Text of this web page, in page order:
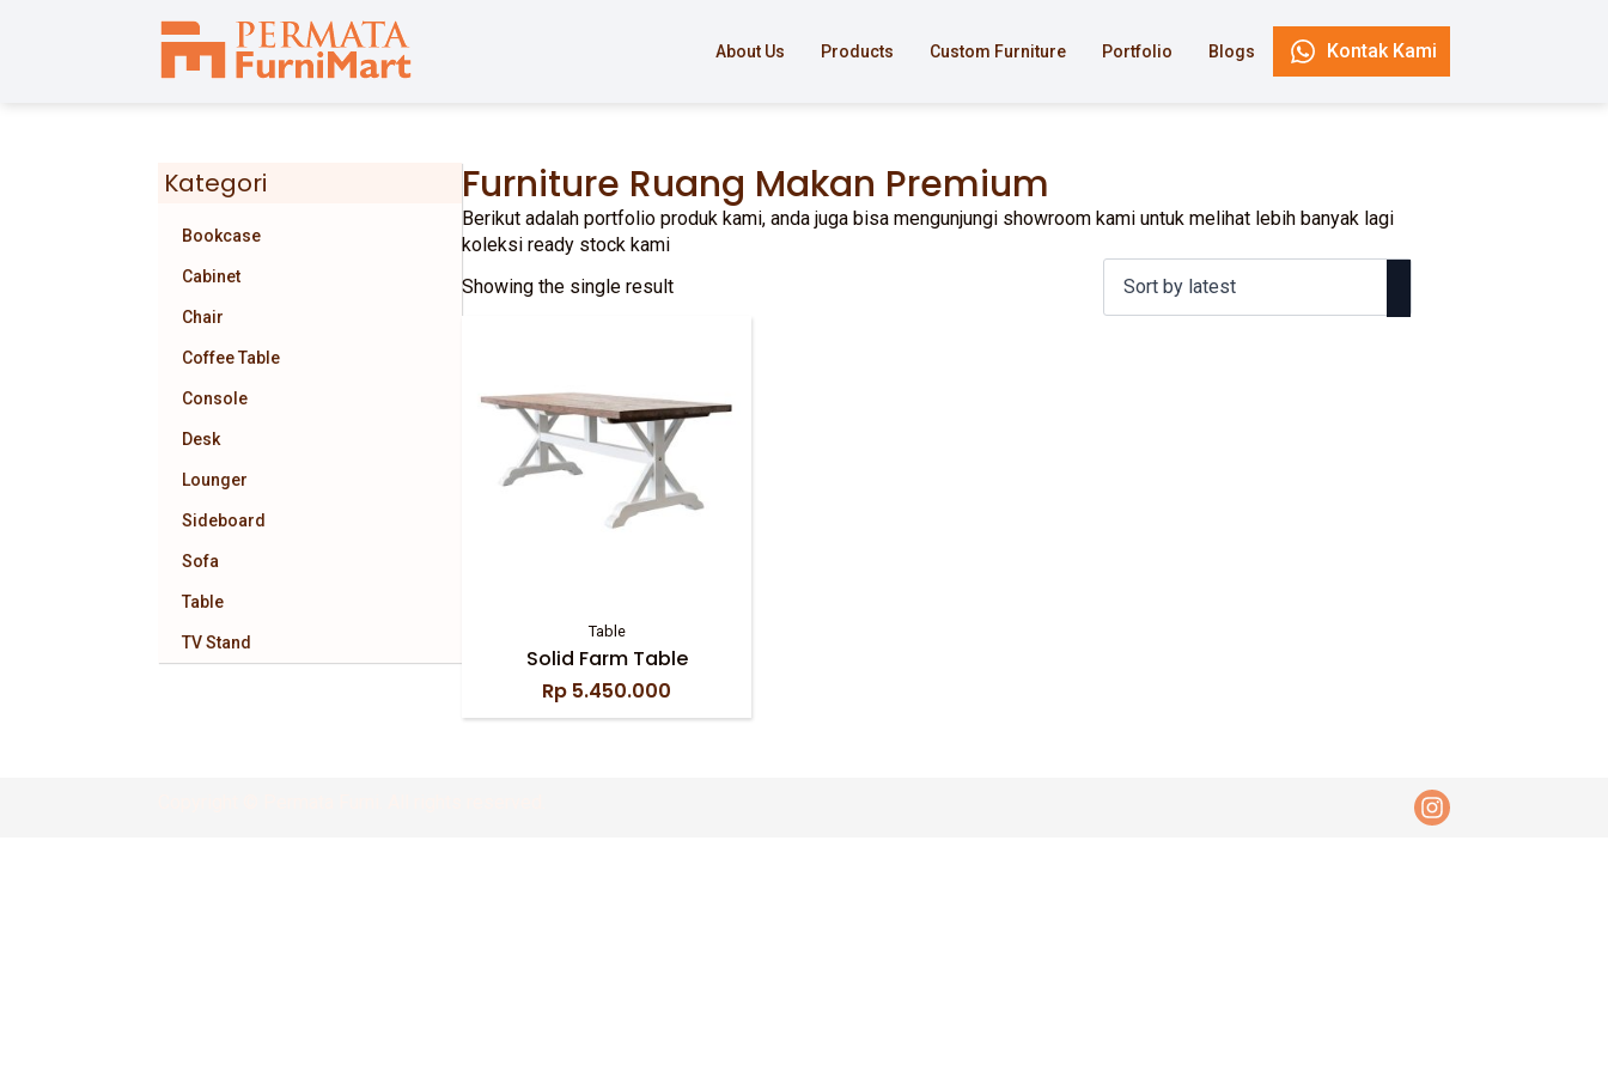
About Us Products Custom Furniture Portfolio Blogs Kontak Kami
Kategori
Bookcase
Cabinet
Chair
Coffee Table
Console
Desk
Lounger
Sideboard
Sofa
Table
TV Stand
Furniture Ruang Makan Premium
Berikut adalah portfolio produk kami, anda juga bisa mengunjungi showroom kami untuk melihat lebih banyak lagi
koleksi ready stock kami
Showing the single result
Table
Solid Farm Table
Rp 5.450.000